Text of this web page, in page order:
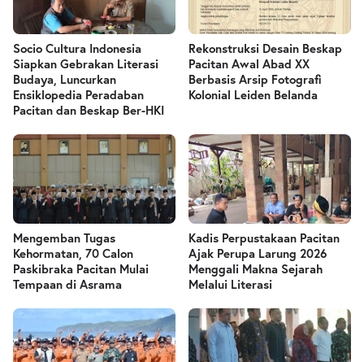
Socio Cultura Indonesia
Siapkan Gebrakan Literasi
Budaya, Luncurkan
Ensiklopedia Peradaban
Pacitan dan Beskap Ber-HKI
Rekonstruksi Desain Beskap
Pacitan Awal Abad XX
Berbasis Arsip Fotografi
Kolonial Leiden Belanda
Mengemban Tugas
Kehormatan, 70 Calon
Paskibraka Pacitan Mulai
Tempaan di Asrama
Kadis Perpustakaan Pacitan
Ajak Perupa Larung 2026
Menggali Makna Sejarah
Melalui Literasi